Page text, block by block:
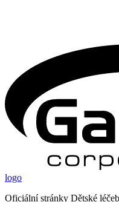
logo
Oficiální stránky Dětské